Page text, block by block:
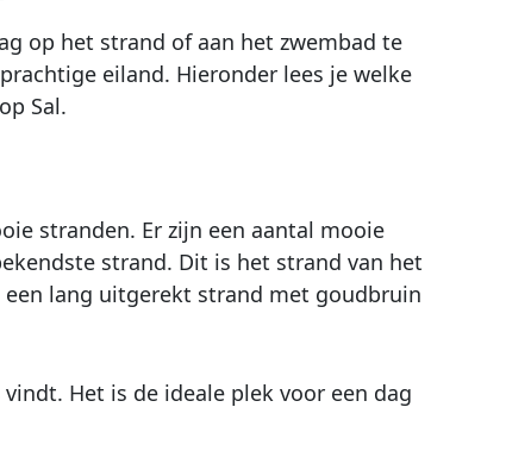
op het strand of aan het zwembad te
eiland. Hieronder lees je welke
Sal.
stranden. Er zijn een aantal mooie
strand. Dit is het strand van het
lang uitgerekt strand met goudbruin
vindt. Het is de ideale plek voor een dag